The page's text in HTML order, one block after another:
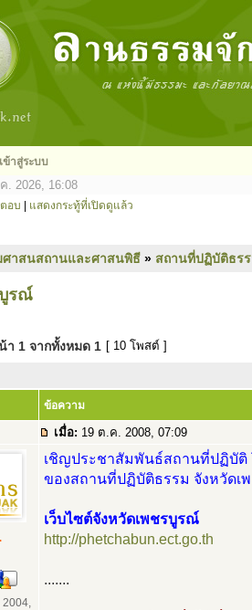
เข้าสู่ระบบ
. 2026, 16:08
อบ แสดงกระทู้ที่เปิดดูแล้ว
ศาสนสถานและศาสนพิธี » สถานที่ปฏิบัติธร
บูรณ์
า 1 จากทั้งหมด 1 [ 10 โพสต์ ]
ข้อความ
เมื่อ: 19 ต.ค. 2008, 07:09
2004,
เชิญประชาสัมพันธ์สถานที่ปฏิบัติ
ของสถานที่ปฏิบัติธรรม จังหวัดเ
เว็บไซต์จังหวัดเพชรบูรณ์
http://phetchabun.ect.go.th
.......